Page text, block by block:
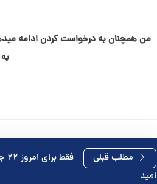
من همچنان به درخواست کردن ادامه
راهبری
مطلب قبلی
امید